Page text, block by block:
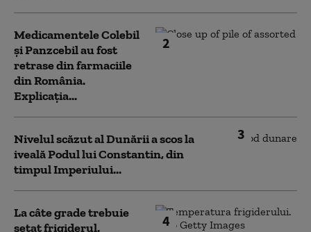
2
Medicamentele Colebil
și Panzcebil au fost
retrase din farmaciile
din România.
Explicația...
3
Nivelul scăzut al Dunării a scos la
iveală Podul lui Constantin, din
timpul Imperiului...
4
La câte grade trebuie
setat frigiderul.